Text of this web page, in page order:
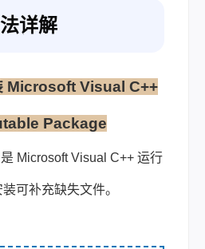
详解
Microsoft Visual C++
Package
Microsoft Visual C++ 运行
可补充缺失文件。